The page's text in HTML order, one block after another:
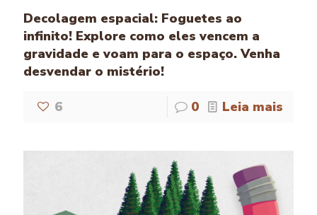
Decolagem espacial: Foguetes ao
infinito! Explore como eles vencem a
gravidade e voam para o espaço. Venha
desvendar o mistério!
6 0 Leia mais